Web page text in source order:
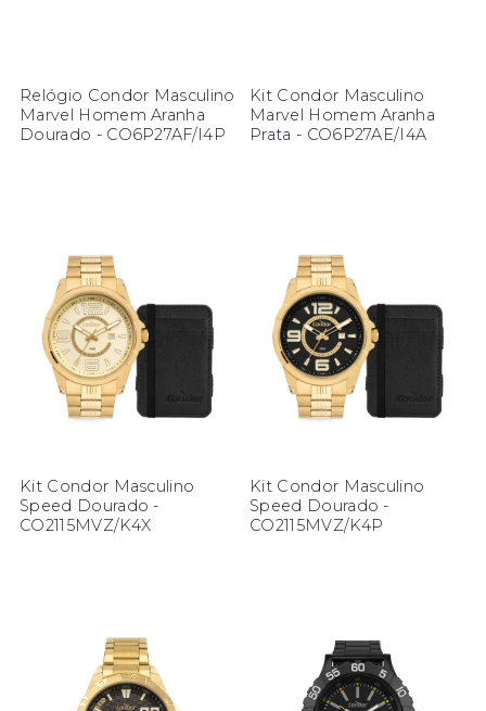
Relógio Condor Masculino
Marvel Homem Aranha
Dourado - CO6P27AF/I4P
Kit Condor Masculino
Marvel Homem Aranha
Prata - CO6P27AE/I4A
Kit Condor Masculino
Speed Dourado -
CO2115MVZ/K4X
Kit Condor Masculino
Speed Dourado -
CO2115MVZ/K4P